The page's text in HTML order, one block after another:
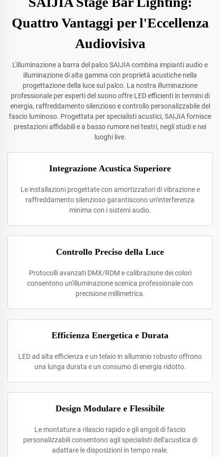
Quattro Vantaggi per l'Eccellenza
Audiovisiva
L'illuminazione a barra del palco SAIJIA combina impianti audio e
illuminazione di alta gamma con proprietà acustiche nella
progettazione della luce sul palco. La nostra illuminazione
professionale per esperti del suono offre LED efficienti in termini di
energia, raffreddamento silenzioso e controllo personalizzabile del
fascio luminoso. Progettata per specialisti acustici, SAIJIA fornisce
prestazioni affidabili e a basso rumore nei teatri, negli studi e nei
luoghi live.
Integrazione Acustica Superiore
Le installazioni progettate con amortizzatori di vibrazione e
raffreddamento silenzioso garantiscono un'interferenza
minima con i sistemi audio.
Controllo Preciso della Luce
Protocolli avanzati DMX/RDM e calibrazione dei colori
consentono un'illuminazione scenica professionale con
precisione millimetrica.
Efficienza Energetica e Durata
LED ad alta efficienza e un telaio in alluminio robusto offrono
una lunga durata e un consumo di energia ridotto.
Design Modulare e Flessibile
Le montature a rilascio rapido e gli angoli di fascio
personalizzabili consentono agli specialisti dell'acustica di
adattare le disposizioni in tempo reale.